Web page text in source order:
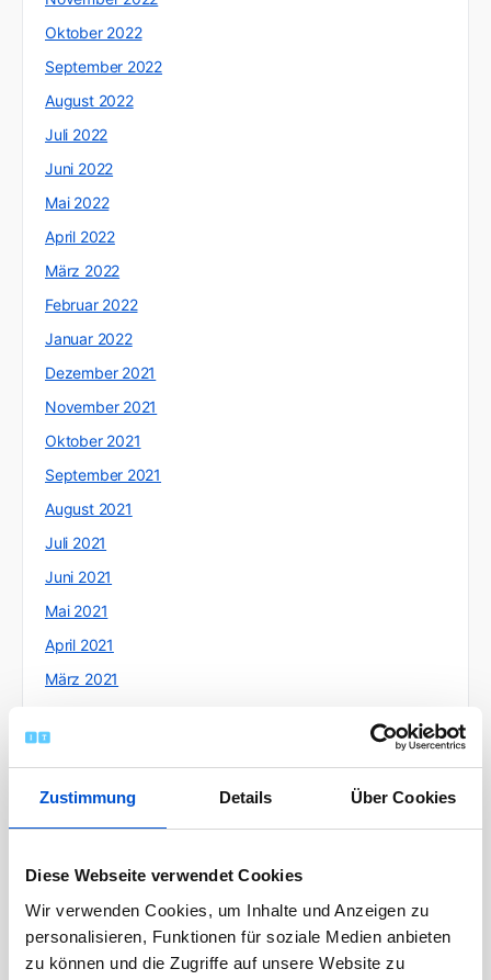
Zustimmung Details Über Cookies
Diese Webseite verwendet Cookies
Wir verwenden Cookies, um Inhalte und Anzeigen zu
personalisieren, Funktionen für soziale Medien anbieten
zu können und die Zugriffe auf unsere Website zu
Oktober 2022
September 2022
August 2022
Juli 2022
Juni 2022
Mai 2022
April 2022
März 2022
Februar 2022
Januar 2022
Dezember 2021
November 2021
Oktober 2021
September 2021
August 2021
Juli 2021
Juni 2021
Mai 2021
April 2021
März 2021
Januar 2021
September 2020
August 2020